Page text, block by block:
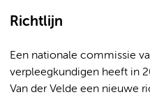
Richtlijn
Een nationale commissie
verpleegkundigen heeft in
Van der Velde een nieuwe